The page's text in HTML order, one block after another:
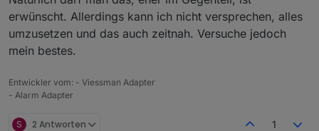
erwünscht. Allerdings kann ich nicht versprechen, alles
umzusetzen und das auch zeitnah. Versuche jedoch
mein bestes.
Entwickler vom: - Viessman Adapter
- Alarm Adapter
S 2 Antworten 1